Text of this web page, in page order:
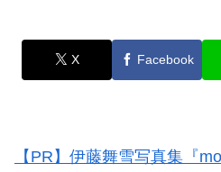
X Facebook
【PR】伊藤舞雪写真集『